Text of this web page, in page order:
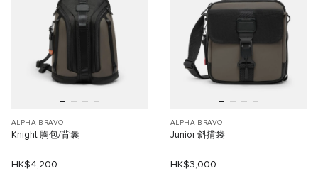
ALPHA BRAVO
Knight 胸包/背囊
HK$4,200
ALPHA BRAVO
Junior 斜揹袋
HK$3,000